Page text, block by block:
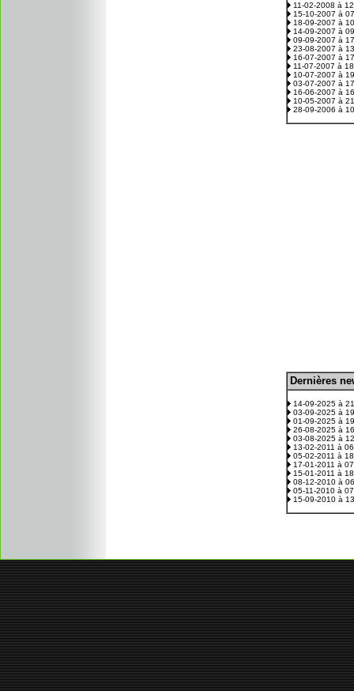
11-02-2008 à
15-10-2007 à
18-09-2007 à
14-09-2007 à
09-09-2007 à
23-08-2007 à
16-07-2007 à
11-07-2007 à
10-07-2007 à
03-07-2007 à
16-06-2007 à
10-05-2007 à
28-09-2006 à
Dernières
14-09-2025 à
03-09-2025 à
01-09-2025 à
26-08-2025 à
03-08-2025 à
13-02-2011 à
05-02-2011 à
17-01-2011 à
15-01-2011 à
08-12-2010 à
05-11-2010 à
15-09-2010 à